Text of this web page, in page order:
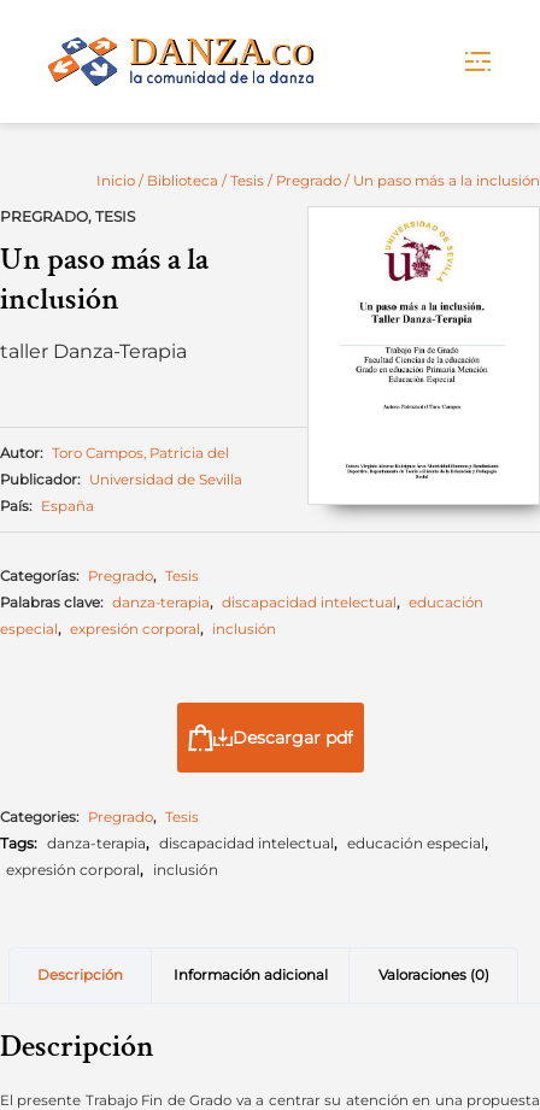
Inicio / Biblioteca / Tesis / Pregrado / Un paso más a la inclusión
PREGRADO, TESIS
Un paso más a la
inclusión
taller Danza-Terapia
Autor: Toro Campos, Patricia del
Publicador: Universidad de Sevilla
País: España
Categorías: Pregrado, Tesis
Palabras clave: danza-terapia, discapacidad intelectual, educación
especial, expresión corporal, inclusión
Descargar pdf
Categories: Pregrado, Tesis
Tags: danza-terapia, discapacidad intelectual, educación especial,
expresión corporal, inclusión
Descripción Información adicional Valoraciones (0)
Descripción
El presente Trabajo Fin de Grado va a centrar su atención en una propuesta